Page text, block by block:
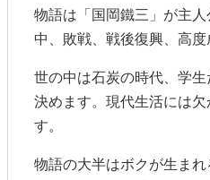
物語は「国岡鐵三」が主
中、敗戦、戦後復興、高度
世の中は石炭の時代、学
決めます。現代生活には
す。
物語の大半はボクが生ま